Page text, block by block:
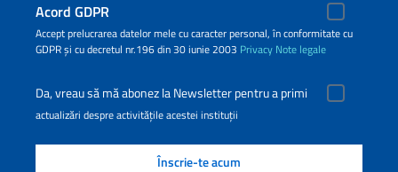
Acord GDPR
Accept prelucrarea datelor mele cu caracter personal, în conformitate cu
GDPR și cu decretul nr.196 din 30 iunie 2003 Privacy Note legale
Da, vreau să mă abonez la Newsletter pentru a primi
actualizări despre activitățile acestei instituții